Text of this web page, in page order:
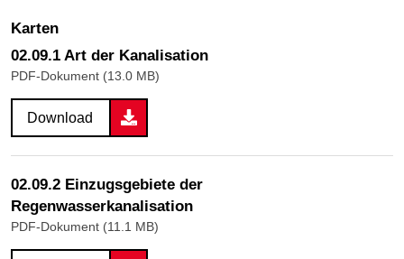
Karten
02.09.1 Art der Kanalisation
PDF-Dokument (13.0 MB)
Download
02.09.2 Einzugsgebiete der
Regenwasserkanalisation
PDF-Dokument (11.1 MB)